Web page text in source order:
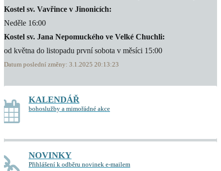
Kostel sv. Vavřince v Jinonicích:
Neděle 16:00
Kostel sv. Jana Nepomuckého ve Velké Chuchli:
od května do listopadu první sobota v měsíci 15:00
Datum poslední změny: 3.1.2025 20:13:23
KALENDÁŘ
bohoslužby a mimořádné akce
NOVINKY
Přihlášení k odběru novinek e-mailem